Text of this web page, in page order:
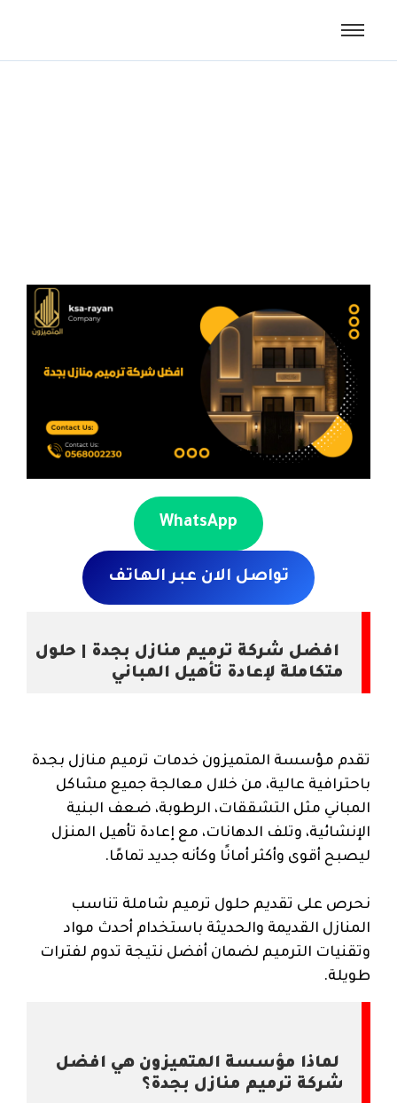
WhatsApp
تواصل الان عبر الهاتف
افضل شركة ترميم منازل بجدة | حلول
متكاملة لإعادة تأهيل المباني
تقدم مؤسسة المتميزون خدمات ترميم منازل بجدة
باحترافية عالية، من خلال معالجة جميع مشاكل
المباني مثل التشققات، الرطوبة، ضعف البنية
الإنشائية، وتلف الدهانات، مع إعادة تأهيل المنزل
ليصبح أقوى وأكثر أمانًا وكأنه جديد تمامًا.
نحرص على تقديم حلول ترميم شاملة تناسب
المنازل القديمة والحديثة باستخدام أحدث مواد
وتقنيات الترميم لضمان أفضل نتيجة تدوم لفترات
طويلة.
لماذا مؤسسة المتميزون هي افضل
شركة ترميم منازل بجدة؟